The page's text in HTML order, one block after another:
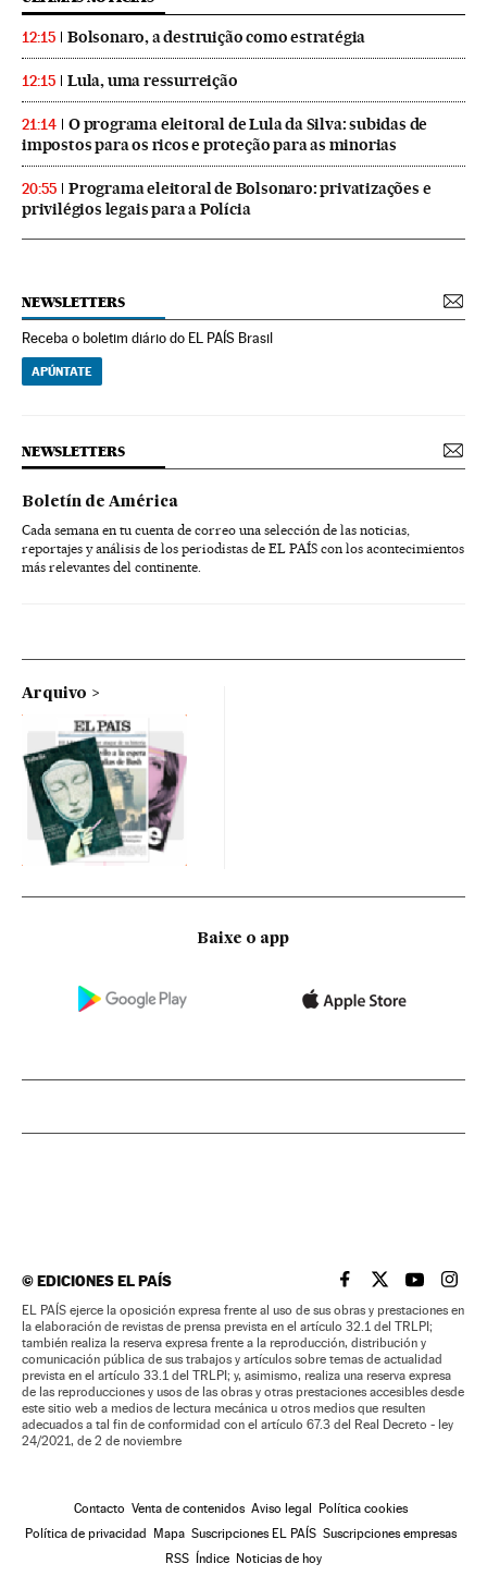
12:15 Bolsonaro, a destruição como estratégia
12:15 Lula, uma ressurreição
21:14
O programa eleitoral de Lula da Silva: subidas de
impostos para os ricos e proteção para as minorias
20:55
Programa eleitoral de Bolsonaro: privatizações e
privilégios legais para a Polícia
NEWSLETTERS
Receba o boletim diário do EL PAÍS Brasil
APÚNTATE
NEWSLETTERS
Boletín de América
Cada semana en tu cuenta de correo una selección de las noticias,
reportajes y análisis de los periodistas de EL PAÍS con los acontecimientos
más relevantes del continente.
Arquivo
Baixe o app
©EDICIONES EL PAÍS EL PAÍS BRASIL EN
EL PAÍSEL PAÍS
EL
EL PAÍS ejerce la oposición expresa frente al uso de sus obras y prestaciones en
la elaboración de revistas de prensa prevista en el artículo 32.1 del TRLPI;
también realiza la reserva expresa frente a la reproducción, distribución y
comunicación pública de sus trabajos y artículos sobre temas de actualidad
prevista en el artículo 33.1 del TRLPI; y, asimismo, realiza una reserva expresa
de las reproducciones y usos de las obras y otras prestaciones accesibles desde
este sitio web a medios de lectura mecánica u otros medios que resulten
adecuados a tal fin de conformidad con el artículo 67.3 del Real Decreto - ley
24/2021, de 2 de noviembre
Contacto Venta de contenidos Aviso legal Política cookies
Política de privacidad Mapa Suscripciones EL PAÍS Suscripciones empresas
RSS Índice Noticias de hoy